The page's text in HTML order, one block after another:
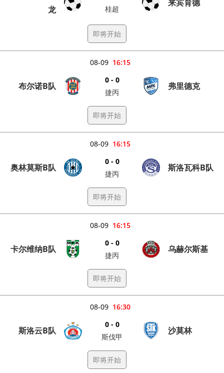
龙
桂超
来宾育德
即将开始
16:15
08-09
布尔诺B队
0 - 0
捷丙
弗里德克
即将开始
16:15
08-09
奥林莫斯B队
0 - 0
捷丙
斯洛瓦科B队
即将开始
16:15
08-09
卡尔维纳B队
0 - 0
捷丙
乌赫尔斯基
即将开始
16:30
08-09
斯洛云B队
0 - 0
斯伐甲
沙莫林
即将开始